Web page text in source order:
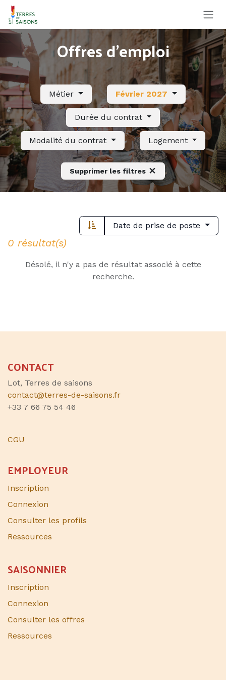
Se rendre au contenu
Offres d'emploi
Métier Février 2027
Durée du contrat
Modalité du contrat Logement
Supprimer les filtres
Date de prise de poste
0 résultat(s)
Désolé, il n'y a pas de résultat associé à cette
recherche.
CONTACT
Lot, Terres de saisons
contact@terres-de-saisons.fr
+33 7 66 75 54 46
CGU
EMPLOYEUR
Inscription
Connexion
Consulter les profils
Ressources
SAISONNIER​
Inscription
Connexion
Consulter les offres
Ressources